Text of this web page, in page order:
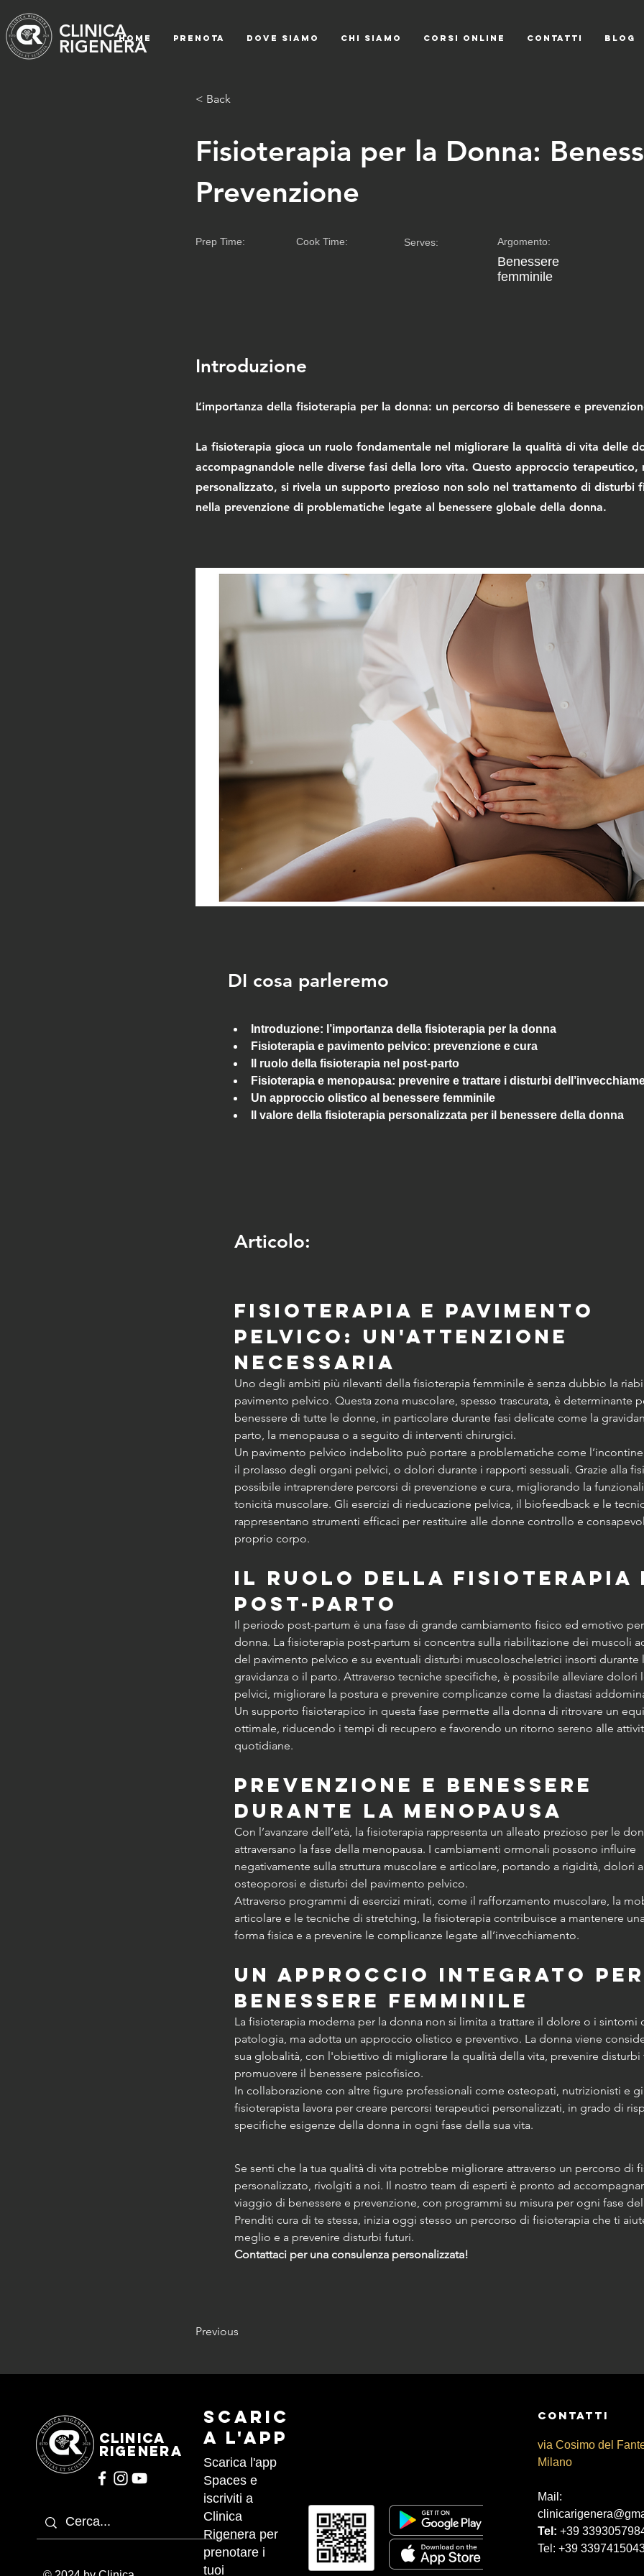
CLINICA
RIGENERA
HOME PRENOTA DOVE SIAMO CHI SIAMO CORSI ONLINE CONTATTI Blog
< Back
Fisioterapia per la Donna:
Prevenzione
Prep Time: Cook Time: Serves: Argomento:
Benessere
femminile
Introduzione
L’importanza della fisioterapia per la donna: un percorso di benessere e
La fisioterapia gioca un ruolo fondamentale nel migliorare la qualità di vita delle
accompagnandole nelle diverse fasi della loro vita. Questo approccio terapeutico,
personalizzato, si rivela un supporto prezioso non solo nel trattamento di disturbi
nella prevenzione di problematiche legate al benessere globale della donna.
DI cosa parleremo
Introduzione: l’importanza della fisioterapia per la donna
Fisioterapia e pavimento pelvico: prevenzione e cura
Il ruolo della fisioterapia nel post-parto
Fisioterapia e menopausa: prevenire e trattare i disturbi
Un approccio olistico al benessere femminile
Il valore della fisioterapia personalizzata per il benessere della donna
Articolo:
Fisioterapia e pavimento
pelvico: un'attenzione
necessaria
Uno degli ambiti più rilevanti della fisioterapia femminile è senza dubbio la
pavimento pelvico. Questa zona muscolare, spesso trascurata, è determinante
benessere di tutte le donne, in particolare durante fasi delicate come la
parto, la menopausa o a seguito di interventi chirurgici.
Un pavimento pelvico indebolito può portare a problematiche come
il prolasso degli organi pelvici, o dolori durante i rapporti sessuali. Grazie alla
possibile intraprendere percorsi di prevenzione e cura, migliorando la
tonicità muscolare. Gli esercizi di rieducazione pelvica, il biofeedback e le
rappresentano strumenti efficaci per restituire alle donne controllo e
proprio corpo.
Il ruolo della fisioterapia
post-parto
Il periodo post-partum è una fase di grande cambiamento fisico ed emotivo
donna. La fisioterapia post-partum si concentra sulla riabilitazione dei muscoli
del pavimento pelvico e su eventuali disturbi muscoloscheletrici insorti durante
gravidanza o il parto. Attraverso tecniche specifiche, è possibile alleviare
pelvici, migliorare la postura e prevenire complicanze come la diastasi
Un supporto fisioterapico in questa fase permette alla donna di ritrovare un
ottimale, riducendo i tempi di recupero e favorendo un ritorno sereno alle
quotidiane.
Prevenzione e benessere
durante la menopausa
Con l’avanzare dell’età, la fisioterapia rappresenta un alleato prezioso per le
attraversano la fase della menopausa. I cambiamenti ormonali possono influire
negativamente sulla struttura muscolare e articolare, portando a rigidità, dolori
osteoporosi e disturbi del pavimento pelvico.
Attraverso programmi di esercizi mirati, come il rafforzamento muscolare, la
articolare e le tecniche di stretching, la fisioterapia contribuisce a mantenere
forma fisica e a prevenire le complicanze legate all’invecchiamento.
Un approccio integrato
benessere femminile
La fisioterapia moderna per la donna non si limita a trattare il dolore o i sintomi
patologia, ma adotta un approccio olistico e preventivo. La donna viene
sua globalità, con l'obiettivo di migliorare la qualità della vita, prevenire
promuovere il benessere psicofisico.
In collaborazione con altre figure professionali come osteopati, nutrizionisti e
fisioterapista lavora per creare percorsi terapeutici personalizzati, in grado di
specifiche esigenze della donna in ogni fase della sua vita.
Se senti che la tua qualità di vita potrebbe migliorare attraverso un percorso di
personalizzato, rivolgiti a noi. Il nostro team di esperti è pronto ad
viaggio di benessere e prevenzione, con programmi su misura per ogni fase
Prenditi cura di te stessa, inizia oggi stesso un percorso di fisioterapia che ti
meglio e a prevenire disturbi futuri.
Contattaci per una consulenza personalizzata!
Previous
CLINICA
RIGENERA
Scaric
a l'APP
Scarica l'app
Spaces e
iscriviti a
Clinica
Rigenera per
prenotare i
tuoi
CONtATTI
via Cosimo del
Milano
Mail:
Tel: +39
Tel: +39